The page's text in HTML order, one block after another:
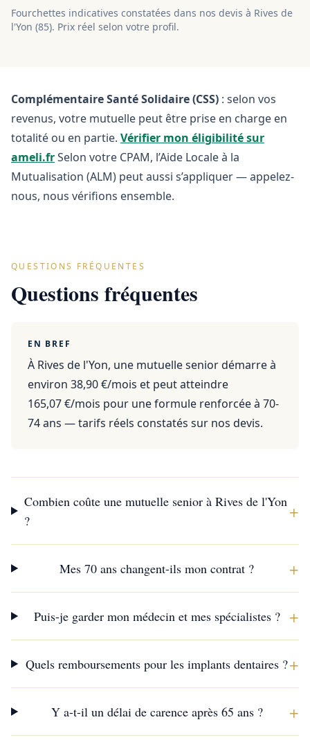
Fourchettes indicatives constatées dans nos devis à Rives de
l'Yon (85). Prix réel selon votre profil.
Complémentaire Santé Solidaire (CSS) : selon vos
revenus, votre mutuelle peut être prise en charge en
totalité ou en partie. Vérifier mon éligibilité sur
ameli.frSelon votre CPAM, l’Aide Locale à la
Mutualisation (ALM) peut aussi s’appliquer — appelez-
nous, nous vérifions ensemble.
QUESTIONS FRÉQUENTES
Questions fréquentes
EN BREF
À Rives de l'Yon, une mutuelle senior démarre à
environ 38,90 €/mois et peut atteindre
165,07 €/mois pour une formule renforcée à 70-
74 ans — tarifs réels constatés sur nos devis.
Combien coûte une mutuelle senior à Rives de l'Yon
?
+
Mes 70 ans changent-ils mon contrat ? +
Puis-je garder mon médecin et mes spécialistes ? +
Quels remboursements pour les implants dentaires ?+
Y a-t-il un délai de carence après 65 ans ? +